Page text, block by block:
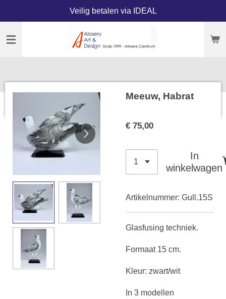
naar
Veilig betalen via IDEAL
Meeuw, Habrat
€ 75,00
In
winkelwagen
Artikelnummer: Gull.15S
Glasfusing techniek.
Formaat 15 cm.
Kleur: zwart/wit
In 3 modellen